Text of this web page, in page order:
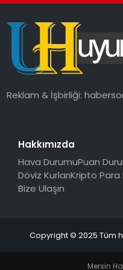
MAGAZIN
YAŞAM
Reklam & İşbirliği:
Hakkımızda
Hava DurumuPuan
Döviz KurlarıKripto Para
Bize Ulaşın
Copyright © 2025 Tüm
Mersin